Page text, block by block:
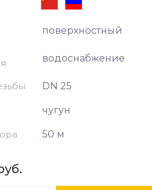
поверхностный
водоснабжение
DN 25
чугун
50 м